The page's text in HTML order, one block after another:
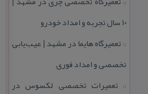
۱۰ سال تجربه و امداد خودرو
:: تعمیرگاه هایما در مشهد | عیب‌یابی
تخصصی و امداد فوری
:: تعمیرات تخصصی لكسوس در